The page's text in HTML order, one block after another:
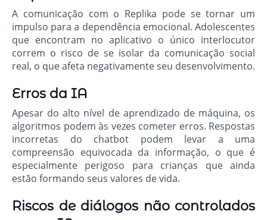
A comunicação com o Replika pode se tornar um
impulso para a dependência emocional. Adolescentes
que encontram no aplicativo o único interlocutor
correm o risco de se isolar da comunicação social
real, o que afeta negativamente seu desenvolvimento.
Erros da IA
Apesar do alto nível de aprendizado de máquina, os
algoritmos podem às vezes cometer erros. Respostas
incorretas do chatbot podem levar a uma
compreensão equivocada da informação, o que é
especialmente perigoso para crianças que ainda
estão formando seus valores de vida.
Riscos de diálogos não controlados